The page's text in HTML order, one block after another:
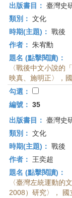
出版書目： 臺灣史
類別： 文化
時期(主題)： 戰後
作者： 朱宥勳
題名 (點擊閱讀)：
〈戰後中文小說的
映真、施明正〉，
勾選：
編號： 35
出版書目： 臺灣史
類別： 文化
時期(主題)： 戰後
作者：
王奕超
題名 (點擊閱讀)：
〈臺灣左統運動的
2008）研究〉， 國